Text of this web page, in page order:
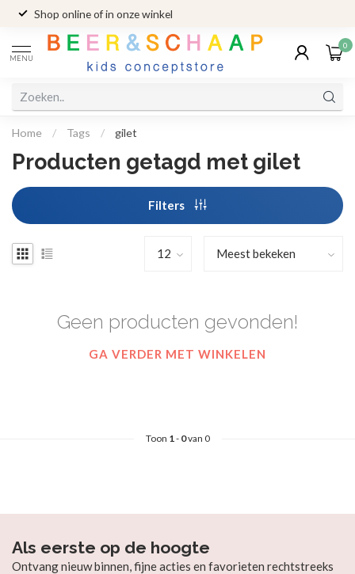
Shop online of in onze winkel
MENU
0
Home / Tags / gilet
Producten getagd met gilet
Filters
Geen producten gevonden!
GA VERDER MET WINKELEN
Toon 1- 0van 0
Als eerste op de hoogte
Ontvang nieuw binnen, fijne acties en favorieten rechtstreeks